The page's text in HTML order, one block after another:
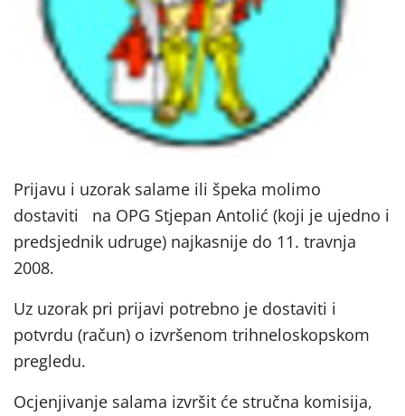
Prijavu i uzorak salame ili špeka molimo
dostaviti na OPG Stjepan Antolić (koji je ujedno i
predsjednik udruge) najkasnije do 11. travnja
2008.
Uz uzorak pri prijavi potrebno je dostaviti i
potvrdu (račun) o izvršenom trihneloskopskom
pregledu.
Ocjenjivanje salama izvršit će stručna komisija,